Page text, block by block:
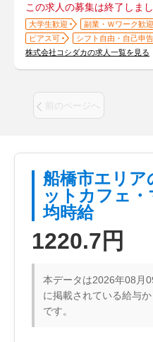
この求人の募集は終了しま
大学生歓迎 副業・Ｗワーク歓迎
ピアス可
シフト自由・自己申告
株式会社コシダカの求人一覧を見る
前のページへ
船橋市エリア
ットカフェ
均時給
1220.7円
本データは2026年08月
に掲載されている給与
です。